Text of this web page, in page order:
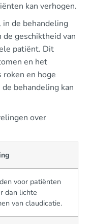
kan verhogen.
de behandeling
geschiktheid van
patiënt. Dit
en het
roken en hoge
behandeling kan
over
voor patiënten
dan lichte
van claudicatie.